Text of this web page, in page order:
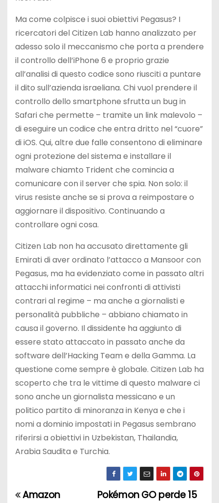
Ma come colpisce i suoi obiettivi Pegasus? I
ricercatori del Citizen Lab hanno analizzato per
adesso solo il meccanismo che porta a prendere
il controllo dell’iPhone 6 e proprio grazie
all’analisi di questo codice sono riusciti a puntare
il dito sull’azienda israeliana. Chi vuol prendere il
controllo dello smartphone sfrutta un bug in
Safari che permette – tramite un link malevolo –
di eseguire un codice che entra dritto nel “cuore”
di iOS. Qui, altre due falle consentono di eliminare
ogni protezione del sistema e installare il
malware chiamto Trident che comincia a
comunicare con il server che spia. Non solo: il
virus resiste anche se si prova a reimpostare o
aggiornare il dispositivo. Continuando a
controllare ogni cosa.
Citizen Lab non ha accusato direttamente gli
Emirati di aver ordinato l’attacco a Mansoor con
Pegasus, ma ha evidenziato come in passato altri
attacchi informatici nei confronti di attivisti
contrari al regime – ma anche a giornalisti e
personalità pubbliche – abbiano chiamato in
causa il governo. Il dissidente ha aggiunto di
essere stato attaccato in passato anche da
software dell’Hacking Team e della Gamma. La
questione come sempre è globale. Citizen Lab ha
scoperto che tra le vittime di questo malware ci
sono anche un giornalista messicano e un
politico partito di minoranza in Kenya e che i
nomi a dominio impostati in Pegasus sembrano
riferirsi a obiettivi in Uzbekistan, Thailandia,
Arabia Saudita e Turchia.
N
Pokémon GO perde 15
Amazon